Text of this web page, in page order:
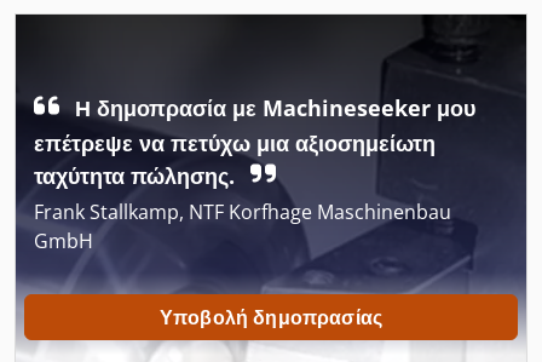
Herkules
Hermle
Hermle U 1130
Okamoto
Pressta Eisele Πριόνι
Η δημοπρασία με Machineseeker μου
επέτρεψε να πετύχω μια αξιοσημείωτη
ταχύτητα πώλησης.
Frank Stallkamp, NTF Korfhage Maschinenbau
GmbH
Υποβολή δημοπρασίας